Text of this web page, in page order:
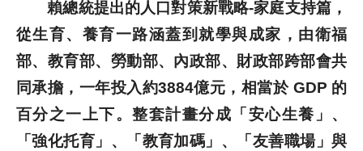
賴總統提出的人口對策新戰略-家庭支持篇，
從生育、養育一路涵蓋到就學與成家，由衛福
部、教育部、勞動部、內政部、財政部跨部會共
同承擔，一年投入約3884億元，相當於 GDP 的
百分之一上下。整套計畫分成「安心生養」、
「強化托育」、「教育加碼」、「友善職場」與